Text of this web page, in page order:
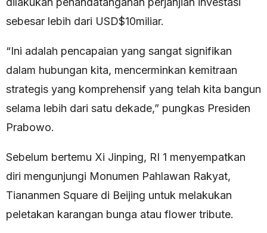
sebesar lebih dari USD$10miliar.
“Ini adalah pencapaian yang sangat signifikan
dalam hubungan kita, mencerminkan kemitraan
strategis yang komprehensif yang telah kita bangun
selama lebih dari satu dekade,” pungkas Presiden
Prabowo.
Sebelum bertemu Xi Jinping, RI 1 menyempatkan
diri mengunjungi Monumen Pahlawan Rakyat,
Tiananmen Square di Beijing untuk melakukan
peletakan karangan bunga atau flower tribute.